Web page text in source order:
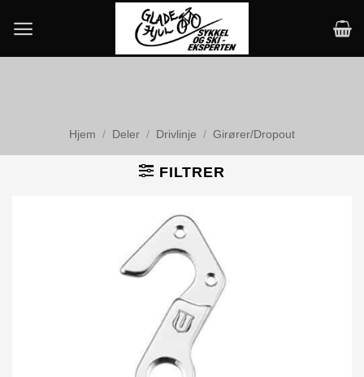
content
Hjem / Deler / Drivlinje / Girører/Dropout
FILTRER